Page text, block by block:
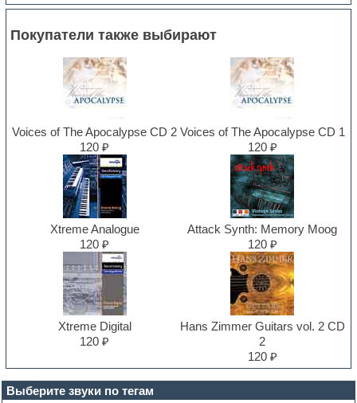
Выберите звуки по тегам
Покупатели также выбирают
Voices of The Apocalypse CD 2
120 ₽
Voices of The Apocalypse CD 1
120 ₽
Xtreme Analogue
120 ₽
Attack Synth: Memory Moog
120 ₽
Xtreme Digital
120 ₽
Hans Zimmer Guitars vol. 2 CD
2
120 ₽